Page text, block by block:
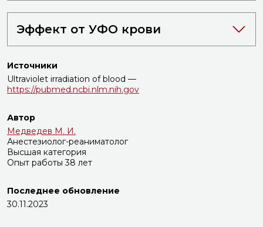
20:30
20:30
20:30
Эффект от УФО крови
Источники
Ultraviolet irradiation of blood —
https://pubmed.ncbi.nlm.nih.gov
Автор
Медведев М. И.
Анестезиолог-реаниматолог
Высшая категория
Опыт работы 38 лет
Последнее обновление
30.11.2023